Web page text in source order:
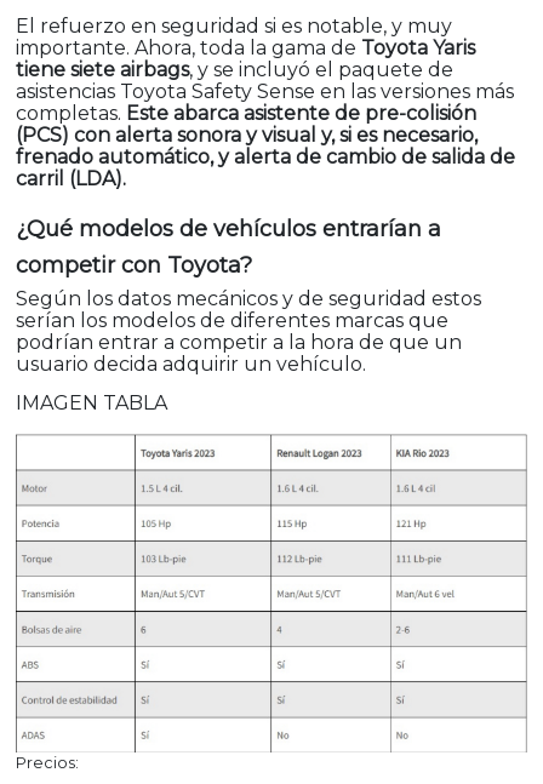
El refuerzo en seguridad si es notable, y muy
importante. Ahora, toda la gama de Toyota Yaris
tiene siete airbags, y se incluyó el paquete de
asistencias Toyota Safety Sense en las versiones más
completas. Este abarca asistente de pre-colisión
(PCS) con alerta sonora y visual y, si es necesario,
frenado automático, y alerta de cambio de salida de
carril (LDA).
¿Qué modelos de vehículos entrarían a
competir con Toyota?
Según los datos mecánicos y de seguridad estos
serían los modelos de diferentes marcas que
podrían entrar a competir a la hora de que un
usuario decida adquirir un vehículo.
IMAGEN TABLA
Precios: